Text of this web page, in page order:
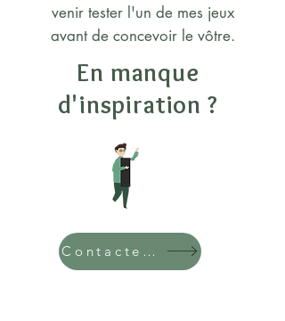
venir tester l'un de mes jeux
avant de concevoir le vôtre.
En manque
d'inspiration ?
Contactez moi